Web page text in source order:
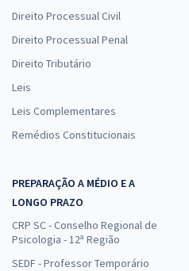
Direito Processual Civil
Direito Processual Penal
Direito Tributário
Leis
Leis Complementares
Remédios Constitucionais
PREPARAÇÃO A MÉDIO E A
LONGO PRAZO
CRP SC - Conselho Regional de
Psicologia - 12ª Região
SEDF - Professor Temporário